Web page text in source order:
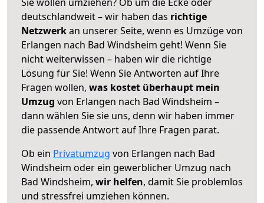
deutschlandweit – wir haben das richtige
Netzwerkan unserer Seite, wenn es Umzüge von
Erlangen nach Bad Windsheim geht! Wenn Sie
nicht weiterwissen – haben wir die richtige
Lösung für Sie! Wenn Sie Antworten auf Ihre
Fragen wollen, was kostet überhaupt mein
Umzug von Erlangen nach Bad Windsheim –
dann wählen Sie sie uns, denn wir haben immer
die passende Antwort auf Ihre Fragen parat.
Ob ein Privatumzug von Erlangen nach Bad
Windsheim oder ein gewerblicher Umzug nach
Bad Windsheim, wir helfen, damit Sie problemlos
und stressfrei umziehen können.